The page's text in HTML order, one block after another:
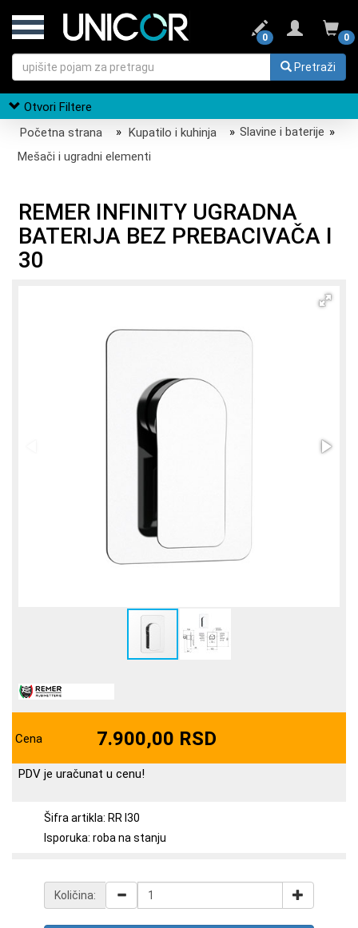
0
0
Pretraži
Otvori Filtere
Početna strana
» Kupatilo i kuhinja » Slavine i baterije »
Mešači i ugradni elementi
REMER INFINITY UGRADNA
BATERIJA BEZ PREBACIVAČA I
30
Cena 7.900,00 RSD
PDV je uračunat u cenu!
Šifra artikla: RR I30
Isporuka: roba na stanju
Količina: